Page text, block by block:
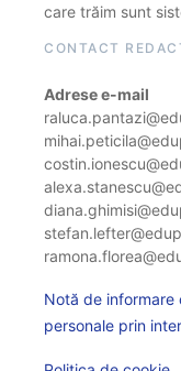
care trăim sunt
CONTACT
Adrese e-mail
Notă de
personale prin